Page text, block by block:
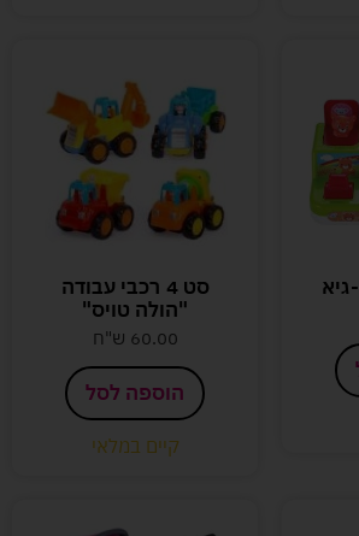
גיא
סט 4 רכבי עבודה
"הולה טויס"
60.00 ש"ח
הוספה לסל
קיים במלאי